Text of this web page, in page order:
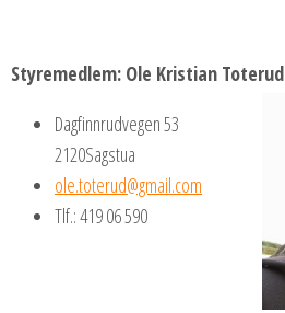
Styremedlem: Ole Kristian Toterud
Dagfinnrudvegen 53
2120Sagstua
ole.toterud@gmail.com
Tlf.: 419 06 590